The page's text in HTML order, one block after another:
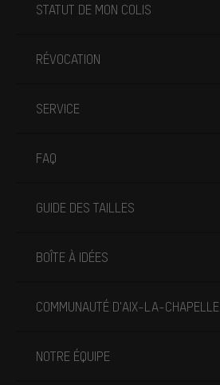
STATUT DE MON COLIS
RÉVOCATION
SERVICE
FAQ
GUIDE DES TAILLES
BOÎTE À IDÉES
COMMUNAUTÉ D'AIX-LA-CHAPELLE
NOTRE ÉQUIPE